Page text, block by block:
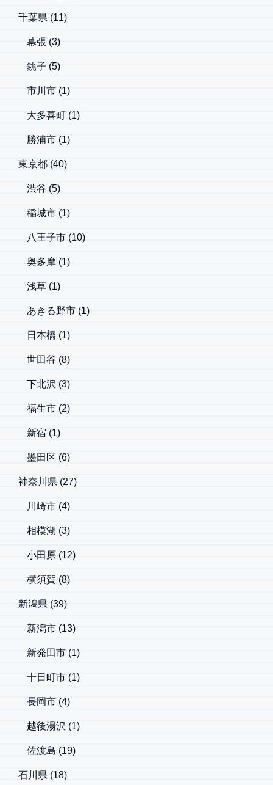
千葉県 (11)
幕張 (3)
銚子 (5)
市川市 (1)
大多喜町 (1)
勝浦市 (1)
東京都 (40)
渋谷 (5)
稲城市 (1)
八王子市 (10)
奥多摩 (1)
浅草 (1)
あきる野市 (1)
日本橋 (1)
世田谷 (8)
下北沢 (3)
福生市 (2)
新宿 (1)
墨田区 (6)
神奈川県 (27)
川崎市 (4)
相模湖 (3)
小田原 (12)
横須賀 (8)
新潟県 (39)
新潟市 (13)
新発田市 (1)
十日町市 (1)
長岡市 (4)
越後湯沢 (1)
佐渡島 (19)
石川県 (18)